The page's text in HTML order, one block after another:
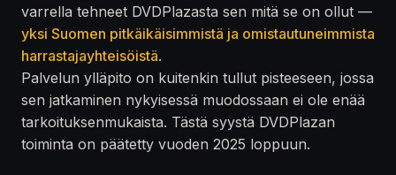
varrella tehneet DVDPlazasta sen mitä se on ollut —
yksi Suomen pitkäikäisimmistä ja omistautuneimmista
harrastajayhteisöistä.
Palvelun ylläpito on kuitenkin tullut pisteeseen, jossa
sen jatkaminen nykyisessä muodossaan ei ole enää
tarkoituksenmukaista. Tästä syystä DVDPlazan
toiminta on päätetty vuoden 2025 loppuun.